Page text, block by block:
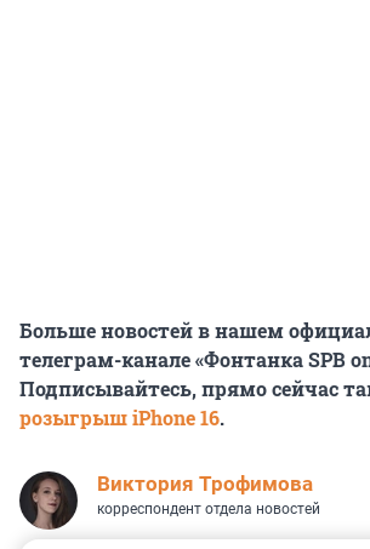
Больше новостей в нашем
телеграм-канале «Фонтанка SPB
Подписывайтесь, прямо сейчас
розыгрыш iPhone 16.
Виктория Трофимова
корреспондент отдела новостей